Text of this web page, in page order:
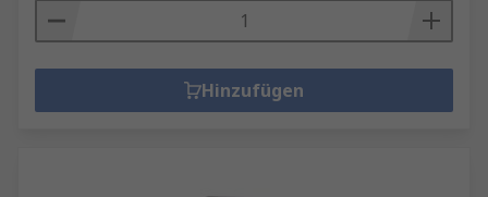
Hinzufügen